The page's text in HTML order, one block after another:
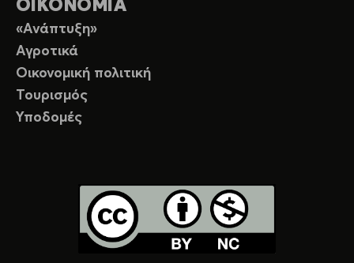
ΟΙΚΟΝΟΜΙΑ
«Ανάπτυξη»
Αγροτικά
Οικονομική πολιτική
Τουρισμός
Υποδομές